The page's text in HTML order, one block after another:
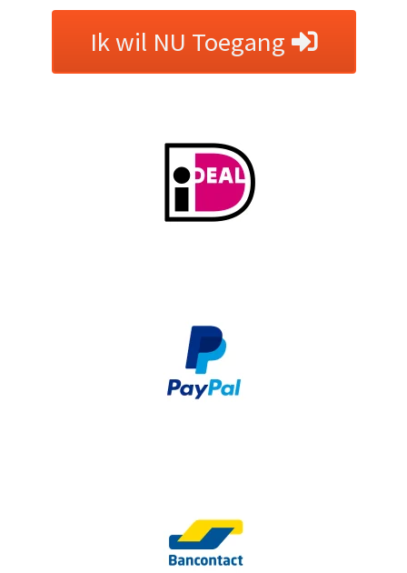
Ik wil NU Toegang